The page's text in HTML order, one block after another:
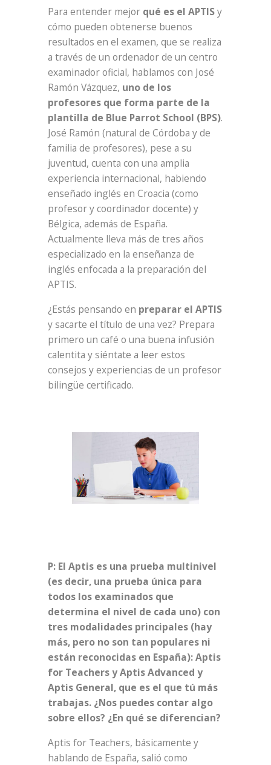
Para entender mejor qué es el APTISy
cómo pueden obtenerse buenos
resultados en el examen, que se realiza
a través de un ordenador de un centro
examinador oficial, hablamos con José
Ramón Vázquez, uno de los
profesores que forma parte de la
plantilla de Blue Parrot School (BPS).
José Ramón (natural de Córdoba y de
familia de profesores), pese a su
juventud, cuenta con una amplia
experiencia internacional, habiendo
enseñado inglés en Croacia (como
profesor y coordinador docente) y
Bélgica, además de España.
Actualmente lleva más de tres años
especializado en la enseñanza de
inglés enfocada a la preparación del
APTIS.
¿Estás pensando en preparar el APTIS
y sacarte el título de una vez? Prepara
primero un café o una buena infusión
calentita y siéntate a leer estos
consejos y experiencias de un profesor
bilingüe certificado.
P: El Aptis es una prueba multinivel
(es decir, una prueba única para
todos los examinados que
determina el nivel de cada uno) con
tres modalidades principales (hay
más, pero no son tan populares ni
están reconocidas en España): Aptis
for Teachers y Aptis Advanced y
Aptis General, que es el que tú más
trabajas. ¿Nos puedes contar algo
sobre ellos? ¿En qué se diferencian?
Aptis for Teachers, básicamente y
hablando de España, salió como